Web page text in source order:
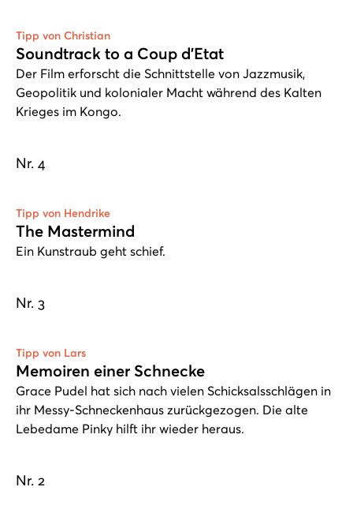
Tipp von Christian
Soundtrack to a Coup d'Etat
Der Film erforscht die Schnittstelle von Jazzmusik,
Geopolitik und kolonialer Macht während des Kalten
Krieges im Kongo.
Nr. 4
Tipp von Hendrike
The Mastermind
Ein Kunstraub geht schief.
Nr. 3
Tipp von Lars
Memoiren einer Schnecke
Grace Pudel hat sich nach vielen Schicksalsschlägen in
ihr Messy-Schneckenhaus zurückgezogen. Die alte
Lebedame Pinky hilft ihr wieder heraus.
Nr. 2